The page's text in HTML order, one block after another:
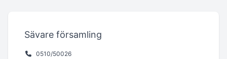
Sävare församling
0510/50026